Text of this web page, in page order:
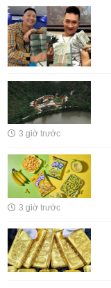
3 giờ trước
3 giờ trước